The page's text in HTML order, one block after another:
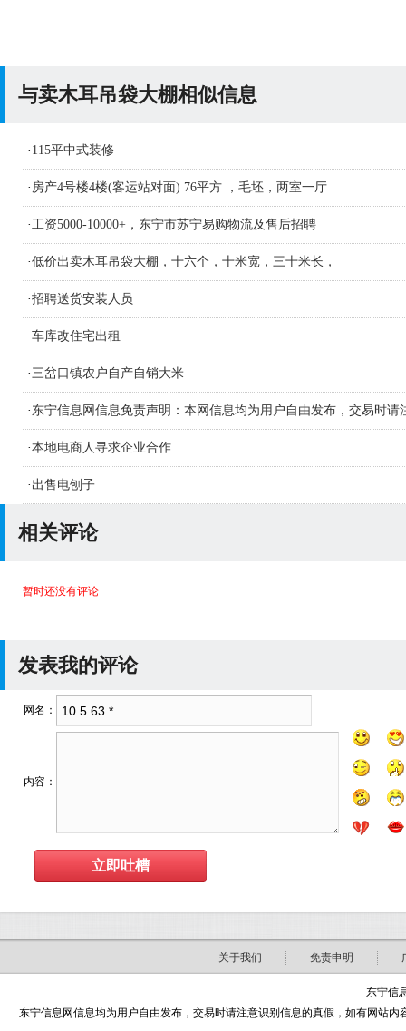
与卖木耳吊袋大棚相似信息
· 115平中式装修
· 房产4号楼4楼(客运站对面) 76平方 ，毛坯，两室一厅
·工资5000-10000+，东宁市苏宁易购物流及售后招聘
·低价出卖木耳吊袋大棚，十六个，十米宽，三十米长，
·招聘送货安装人员
·车库改住宅出租
·三岔口镇农户自产自销大米
· 东宁信息网信息免责声明：本网信息均为用户自由发布，交易时请
识别信息的真假，如侵害您的权益请联系删
·本地电商人寻求企业合作
· 出售电刨子
相关评论
暂时还没有评论
发表我的评论
网名：
内容：
关于我们 免责申明
东宁信
东宁信息网信息均为用户自由发布，交易时请注意识别信息的真假，如有网站内